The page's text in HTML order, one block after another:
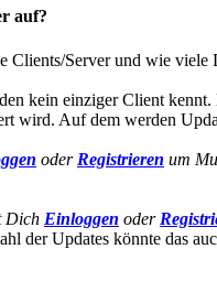
auf?
Server und wie viele
kein einziger Client
wird. Auf dem werden
oder Registrieren um
Dich Einloggen oder
der Updates könnte das